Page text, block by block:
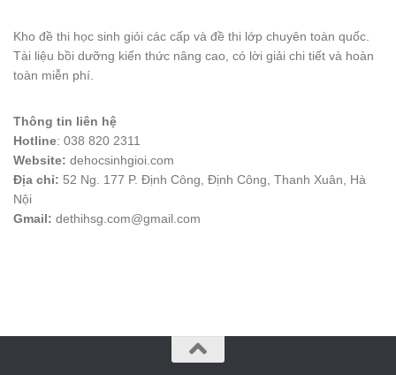
Kho đề thi học sinh giỏi các cấp và đề thi lớp chuyên toàn quốc.
Tài liệu bồi dưỡng kiến thức nâng cao, có lời giải chi tiết và hoàn
toàn miễn phí.
Thông tin liên hệ
Hotline: 038 820 2311
Website: dehocsinhgioi.com
Địa chỉ: 52 Ng. 177 P. Định Công, Định Công, Thanh Xuân, Hà
Nội
Gmail: dethihsg.com@gmail.com